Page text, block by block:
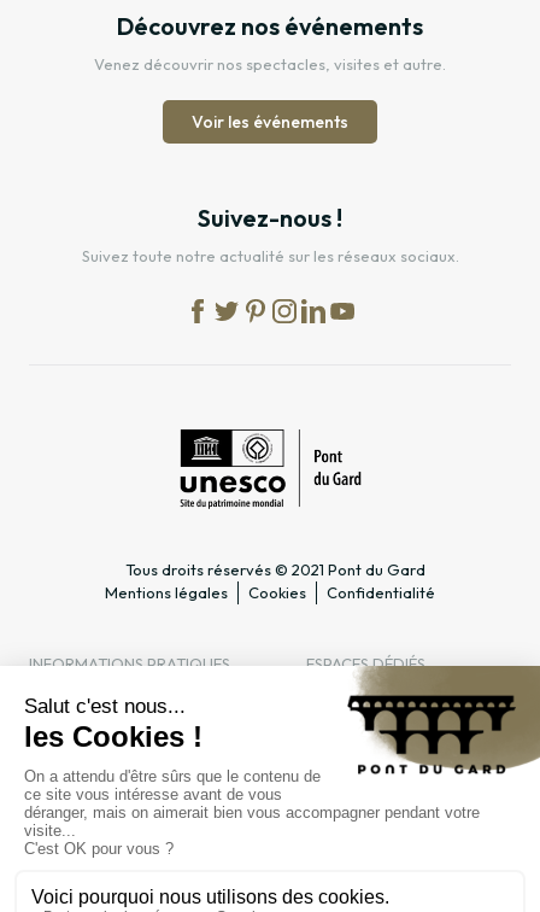
Découvrez nos événements
Venez découvrir nos spectacles, visites et autre.
Voir les événements
Suivez-nous !
Suivez toute notre actualité sur les réseaux sociaux.
Tous droits réservés © 2021 Pont du Gard
Mentions légales
Cookies Confidentialité
INFORMATIONS PRATIQUES
Horaires
Accès
Tarifs & abonnements
Contact
FAQ
ESPACES DÉDIÉS
Professionnel du tourisme &
Groupe
Enseignant & Scolaire
Entreprise & CSE
L'ÉTABLISSEMENT PUBLIC
Gestion
Recrutement